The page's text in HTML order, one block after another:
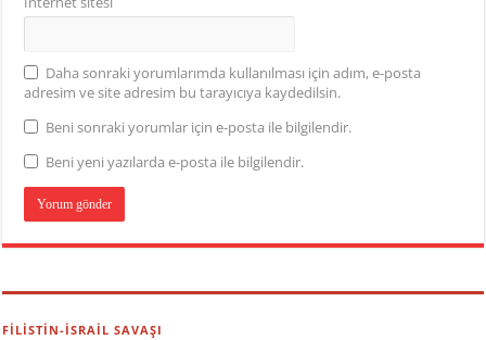
Daha sonraki yorumlarımda kullanılması için adım, e-posta
adresim ve site adresim bu tarayıcıya kaydedilsin.
Beni sonraki yorumlar için e-posta ile bilgilendir.
Beni yeni yazılarda e-posta ile bilgilendir.
FİLİSTİN-İSRAİL SAVAŞI